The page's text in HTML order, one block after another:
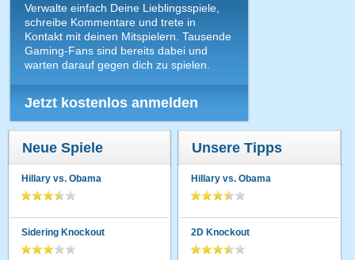
Verwalte einfach Deine Lieblingsspiele,
schreibe Kommentare und trete in
Kontakt mit deinen Mitspielern. Tausende
Gaming-Fans sind bereits dabei und
warten darauf gegen dich zu spielen.
Jetzt kostenlos anmelden
Neue Spiele
Hillary vs. Obama
Sidering Knockout
Unsere Tipps
Hillary vs. Obama
2D Knockout